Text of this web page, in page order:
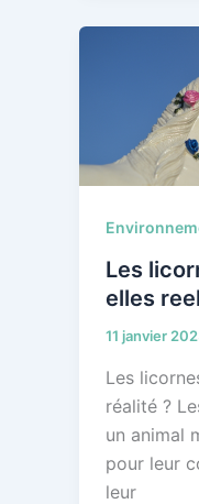
Les
elles
11 janvier
Les
réalité ?
un animal
pour leur
leur